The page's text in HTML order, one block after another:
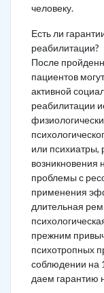
человеку.
Есть ли
реабилитации?
После
пациентов
активной
реабилитации
или психиатры,
возникновения
проблемы с
применения
длительная
прежним
психотропных
соблюдении на
даем гарантию